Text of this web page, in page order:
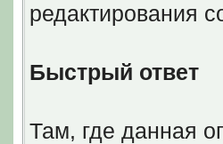
редактирования
Быстрый ответ
Там, где данная